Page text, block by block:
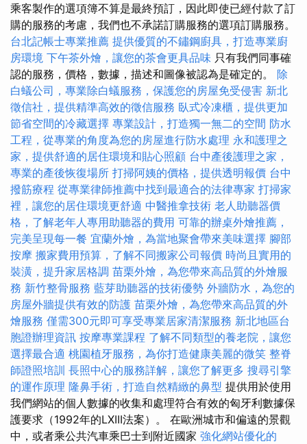
乘客製作的選項簿不算是最終預訂，因此即使已經付款了訂
購的服務的考慮，我們也不承諾訂購服務的選項訂購服務。
台北記帳士專業推薦 提供優質的不鏽鋼廚具，打造專業廚
房環境 下午茶外燴，讓您的茶會更具品味 只有我們同事確
認的服務，價格，數據，描述和圖像被認為是確定的。 除
白蟻公司，專業除白蟻服務，保護您的房屋免受侵害 新北
徵信社，提供精準高效的徵信服務 臥式冷凍櫃，提供更加
節省空間的冷藏選擇 專業設計，打造獨一無二的空間 防水
工程，從專業的角度為您的房屋進行防水處理 永和護理之
家，提供舒適的居住環境和貼心照顧 台中產後護理之家，
專業的產後恢復場所 打掃阿姨的價格，提供透明報價 台中
撥筋療程 從專業律師推薦中找到最適合的法律專家 打掃家
裡，讓您的居住環境更舒適 中醫推拿技術 老人助聽器價
格，了解老年人專用助聽器的費用 可靠的辦桌外燴推薦，
完美呈現每一餐 宜蘭外燴，為當地聚會帶來美味選擇 腳部
按摩 搬家費用預算，了解不同搬家公司報價 時尚且實用的
裝潢，提升家居格調 苗栗外燴，為您帶來高品質的外燴服
務 新竹整骨服務 藍芽助聽器的技術優勢 外牆防水，為您的
房屋外牆提供有效的防護 苗栗外燴，為您帶來高品質的外
燴服務 僅需300元即可享受專業居家清潔服務 新北地區台
胞證辦理資訊 按摩專業課程 了解不同類型的養老院，讓您
選擇最合適 桃園植牙服務，為你打造健康美麗的微笑 整脊
師證照培訓 長照中心的服務詳解，讓您了解更多 搜尋引擎
的運作原理 隆鼻手術，打造自然精緻的鼻型 提供用於使用
我們網站的個人數據的收集和處理符合有效的匈牙利數據保
護要求（1992年的LXIII法案）。 在歐洲城市和偏遠的景觀
中，或者乘公共汽車乘巴士到附近國家 強化網站優化的